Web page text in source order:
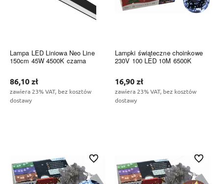
Lampa LED Liniowa Neo Line
150cm 45W 4500K czarna
86,10 zł
zawiera 23% VAT, bez kosztów
dostawy
Lampki świąteczne choinkowe
230V 100 LED 10M 6500K
16,90 zł
zawiera 23% VAT, bez kosztów
dostawy
Do ulubionych Do